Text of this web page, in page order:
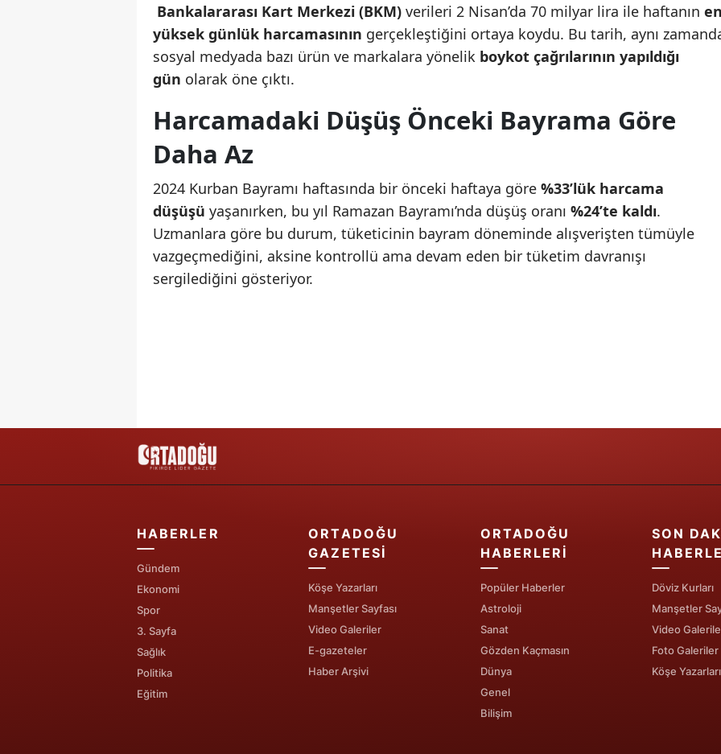
Kütahya
Malatya
Kahramanmaraş
Muğla
Nevşehir
Sinop
Tekirdağ
Tunceli
Şanlıurfa
Bankalararası Kart Merkezi (BKM) verileri 2 Nisan’da 70 milyar lira ile haftanın en
yüksek günlük harcamasının gerçekleştiğini ortaya koydu. Bu tarih, aynı
sosyal medyada bazı ürün ve markalara yönelik boykot çağrılarının yapıldığı
gün olarak öne çıktı.
Harcamadaki Düşüş Önceki Bayrama Göre
Daha Az
2024 Kurban Bayramı haftasında bir önceki haftaya göre %33’lük harcama
düşüşü yaşanırken, bu yıl Ramazan Bayramı’nda düşüş oranı %24’te kaldı.
Uzmanlara göre bu durum, tüketicinin bayram döneminde alışverişten tümüyle
vazgeçmediğini, aksine kontrollü ama devam eden bir tüketim davranışı
sergilediğini gösteriyor.
18 yaş altı suçlular için
18 yaş altı suçlular için
HABERLER
Gündem
Ekonomi
Spor
3. Sayfa
Sağlık
Politika
Eğitim
ORTADOĞU
GAZETESI
Köşe Yazarları
Manşetler Sayfası
Video Galeriler
E-gazeteler
Haber Arşivi
ORTADOĞU
HABERLERI
Popüler Haberler
Astroloji
Sanat
Gözden Kaçmasın
Dünya
Genel
Bilişim
SON
Döviz Kurları
Manşetler
Video
Foto Galeriler
Köşe Yazarları